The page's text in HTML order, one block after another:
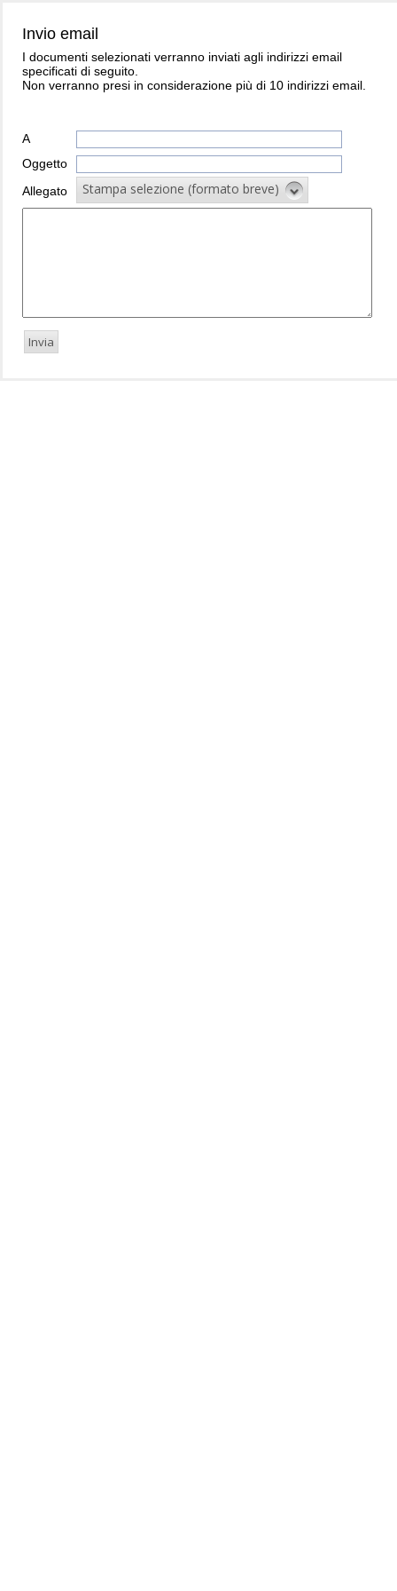
Invio email
I documenti selezionati verranno inviati agli indirizzi email
specificati di seguito.
Non verranno presi in considerazione più di 10 indirizzi email.
A
Oggetto
Allegato
Stampa selezione (formato breve)